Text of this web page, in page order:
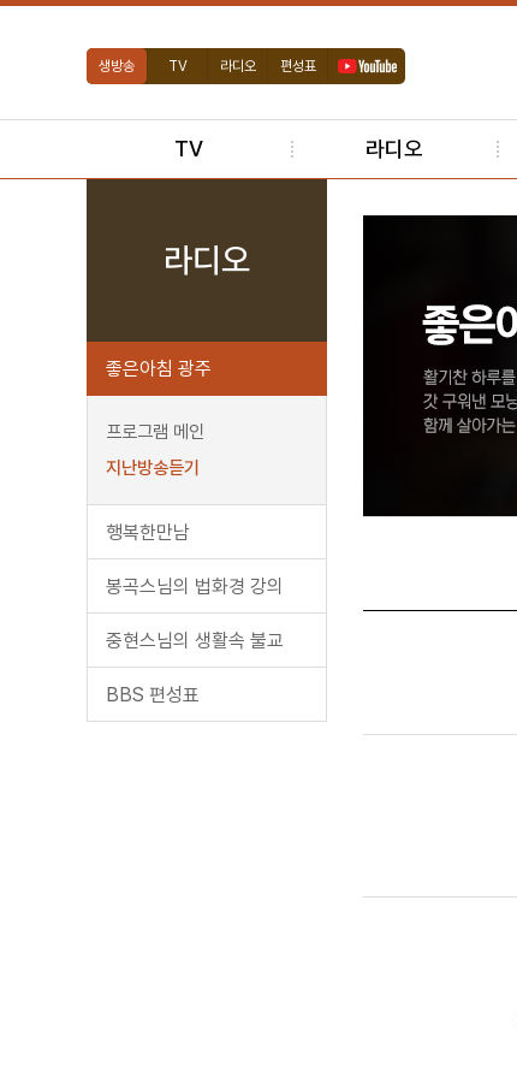
생방송 TV 라디오 편성표
TV 라디오
라디오
좋은아침 광주
프로그램 메인
지난방송듣기
행복한만남
봉곡스님의 법화경 강의
중현스님의 생활속 불교
BBS 편성표